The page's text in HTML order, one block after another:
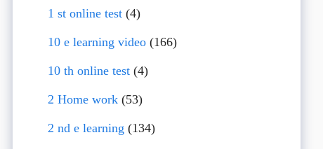
1 st online test(4)
10 e learning video(166)
10 th online test(4)
2 Home work(53)
2 nd e learning (134)